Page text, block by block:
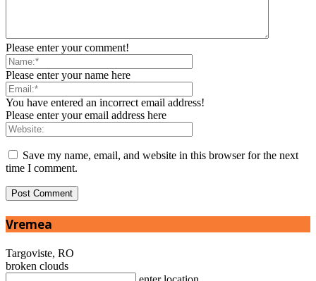
Please enter your comment!
Please enter your name here
You have entered an incorrect email address!
Please enter your email address here
Save my name, email, and website in this browser for the next
time I comment.
Vremea
Targoviste, RO
broken clouds